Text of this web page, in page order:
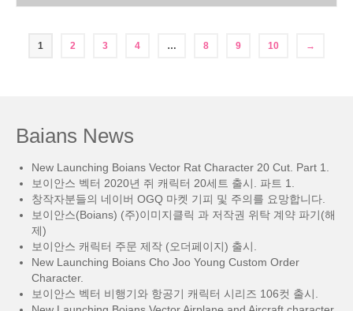
1 2 3 4 … 8 9 10 →
Baians News
New Launching Boians Vector Rat Character 20 Cut. Part 1.
보이안스 벡터 2020년 쥐 캐릭터 20세트 출시. 파트 1.
창작자분들의 네이버 OGQ 마켓 기피 및 주의를 요망합니다.
보이안스(Boians) (주)이미지클릭 과 저작권 위탁 계약 파기(해
제)
보이안스 캐릭터 주문 제작 (오더페이지) 출시.
New Launching Boians Cho Joo Young Custom Order
Character.
보이안스 벡터 비행기와 항공기 캐릭터 시리즈 106컷 출시.